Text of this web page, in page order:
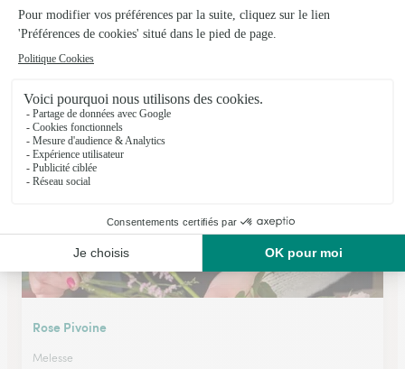
Au Jardin D’alicante
Rennes
204, rue de Chatillon Z.U.P. Sud
Voir la boutique
Rose Pivoine
Melesse